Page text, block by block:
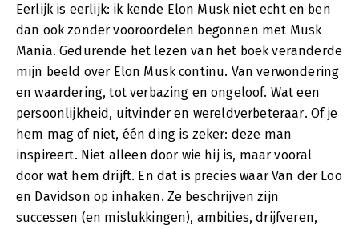
Eerlijk is eerlijk: ik kende Elon Musk niet echt en ben
dan ook zonder vooroordelen begonnen met Musk
Mania. Gedurende het lezen van het boek veranderde
mijn beeld over Elon Musk continu. Van verwondering
en waardering, tot verbazing en ongeloof. Wat een
persoonlijkheid, uitvinder en wereldverbeteraar. Of je
hem mag of niet, één ding is zeker: deze man
inspireert. Niet alleen door wie hij is, maar vooral
door wat hem drijft. En dat is precies waar Van der Loo
en Davidson op inhaken. Ze beschrijven zijn
successen (en mislukkingen), ambities, drijfveren,